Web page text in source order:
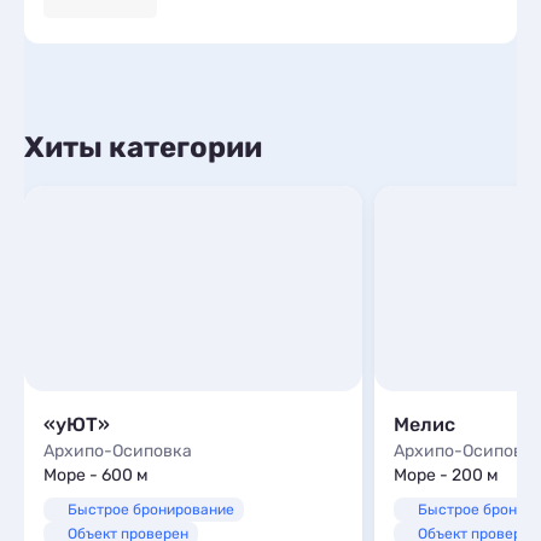
Хиты категории
«уЮТ»
Архипо-Осиповка
Море - 600 м
Быстрое бронирование
Объект проверен
Мелис
Архипо-Осиповка
Море - 200 м
Быстрое
Объект проверен